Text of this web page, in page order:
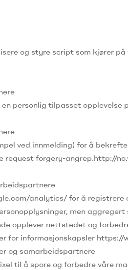
og styre script som kjører
personlig tilpasset
ved innmelding) for å
request forgery-angrep.http://
analytics/ for å
men
opplever nettstedet og
for informasjonskapsler
og samarbeidspartnere
til å spore og forbedre våre